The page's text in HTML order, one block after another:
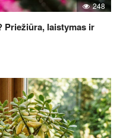
248
Priežiūra, laistymas ir